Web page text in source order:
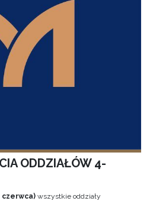
ODDZIAŁÓW 4-
czerwca) wszystkie oddziały